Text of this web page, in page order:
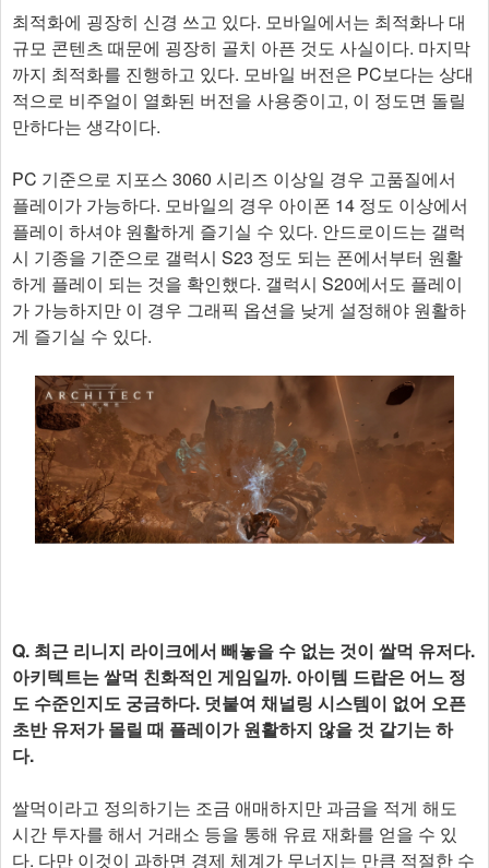
최적화에 굉장히 신경 쓰고 있다. 모바일에서는 최적화나 대
규모 콘텐츠 때문에 굉장히 골치 아픈 것도 사실이다. 마지막
까지 최적화를 진행하고 있다. 모바일 버전은 PC보다는 상대
적으로 비주얼이 열화된 버전을 사용중이고, 이 정도면 돌릴
만하다는 생각이다.
PC 기준으로 지포스 3060 시리즈 이상일 경우 고품질에서
플레이가 가능하다. 모바일의 경우 아이폰 14 정도 이상에서
플레이 하셔야 원활하게 즐기실 수 있다. 안드로이드는 갤럭
시 기종을 기준으로 갤럭시 S23 정도 되는 폰에서부터 원활
하게 플레이 되는 것을 확인했다. 갤럭시 S20에서도 플레이
가 가능하지만 이 경우 그래픽 옵션을 낮게 설정해야 원활하
게 즐기실 수 있다.
Q. 최근 리니지 라이크에서 빼놓을 수 없는 것이 쌀먹 유저다.
아키텍트는 쌀먹 친화적인 게임일까. 아이템 드랍은 어느 정
도 수준인지도 궁금하다. 덧붙여 채널링 시스템이 없어 오픈
초반 유저가 몰릴 때 플레이가 원활하지 않을 것 같기는 하
다.
쌀먹이라고 정의하기는 조금 애매하지만 과금을 적게 해도
시간 투자를 해서 거래소 등을 통해 유료 재화를 얻을 수 있
다. 다만 이것이 과하면 경제 체계가 무너지는 만큼 적절한 수